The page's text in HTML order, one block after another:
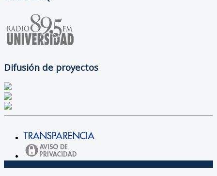
Difusión de proyectos